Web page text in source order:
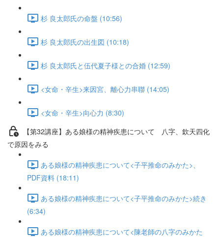
杉 良太郎氏の命盤 (10:56)
杉 良太郎氏の出生図 (10:18)
杉 良太郎氏と伍代夏子様との合婚 (12:59)
<女命・辛生>来因宮、離心力串聯 (14:05)
<女命・辛生>向心力 (8:30)
【第32講座】ある娘様の精神疾患について 八字、欽天四化
で原因をみる
ある娘様の精神疾患について<子平推命のみかた>、
PDF資料 (18:11)
ある娘様の精神疾患について<子平推命のみかた>続き
(6:34)
ある娘様の精神疾患について<陳老師の八字のみかた